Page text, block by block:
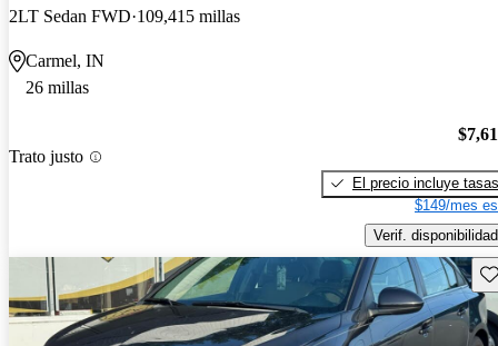
2LT Sedan FWD 109,415 millas
Carmel, IN
26 millas
Trato justo
El precio incluye tasas
$149/mes
Verif. disponibilidad